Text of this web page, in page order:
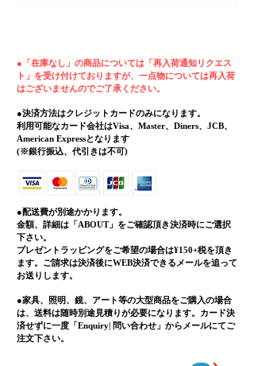
● 「在庫なし」の商品については「再入荷通知リクエス
ト」を受け付けておりますが、一点物については再入荷
はございませんのでご了承ください。
●決済方法はクレジットカードのみになります。
利用可能なカード会社はVisa、Master、Diners、JCB、
American Expressとなります
(​※銀行振込、代引きは不可)
●配送費が別途かかります。
金額、詳細は「 ABOUT」をご確認頂き決済時にご選択
下さい。
プレゼントラッピングをご希望の場合は¥150+税を頂き
ます。ご請求は決済後にWEB決済できるメールを追って
お送りします。
●家具、照明、鏡、 アート等の大型商品をご購入の場合
は、送料は随時別途見積りが必要になります。カード決
済せずに一度「Enquiry| 問い合わせ」からメールにてご
注文下さい。